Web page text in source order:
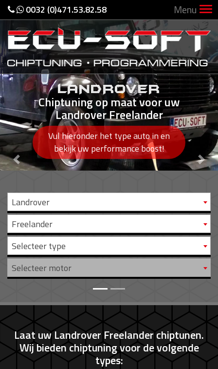
0032 (0)471.53.82.58 Menu
LANDROVER
Chiptuning op maat voor uw
Landrover Freelander
Vul hieronder het type auto in en
bekijk uw performance boost!
LANDROVER
Chiptuning op maat voor uw
Landrover Freelander
Vul hieronder het type auto in en
bekijk uw performance boost!
Previous
Landrover
Freelander
Selecteer type
Selecteer motor
Laat uw Landrover Freelander chiptunen.
Wij bieden chiptuning voor de volgende
types: